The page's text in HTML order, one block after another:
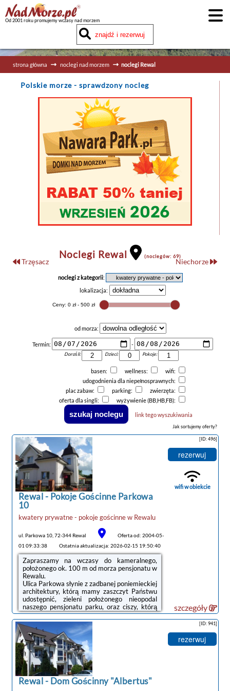
Od 2001 roku promujemy wczasy nad morzem
strona główna noclegi nad morzem noclegi Rewal
Polskie morze - sprawdzony nocleg
Noclegi Rewal (noclegów: 69)
Trzęsacz Niechorze
noclegi z kategorii:
lokalizacja:
od morza:
Termin: -
Dorośli: Dzieci: Pokoje:
basen: wellness:
wifi:
udogodnienia dla niepełnosprawnych:
plac zabaw:
parking:
zwierzęta:
oferta dla singli:
wyżywienie (BB,HB,FB):
link tego wyszukiwania
Jak sortujemy oferty?
noclegi Rewal
tanie noclegi
Rewal - Pokoje Gościnne Parkowa
10
kwatery prywatne - pokoje gościnnew Rewalu
ul. Parkowa 10, 72-344 Rewal
Oferta od: 2004-05-
01 09:33:38
Ostatnia aktualizacja: 2026-02-15 19:50:40
Zapraszamy na wczasy do kameralnego,
położonego ok. 100 m od morza pensjonatu w
Rewalu.
Ulica Parkowa słynie z zadbanej poniemieckiej
architektury, którą mamy zaszczyt Państwu
udostępnić, zieleni położonego nieopodal
naszego pensjonatu parku, oraz ciszy, którą
zakłócić mogą tylko gwiazdy występujące od
czasu do czasu w pobliskim amfiteatrze.
Najbliższe zejście na plażę znajduje się przy
przystani rybackiej w otoczeniu
charakterystycznych dla Rewala rybackich
kutrów, a także restauracji i innych lokali
gastronomicznych. Na plaży można
codziennie kupić świeże lub wędzone ryby od
rybaków. Zejście jest płaskie, co ułatwia
dostanie się na plażę rodzinom z dziećmi, a
[ID: 496]
rezerwuj
wifi w obiekcie
szczegóły
Rewal - Dom Gościnny "Albertus"
[ID: 941]
rezerwuj